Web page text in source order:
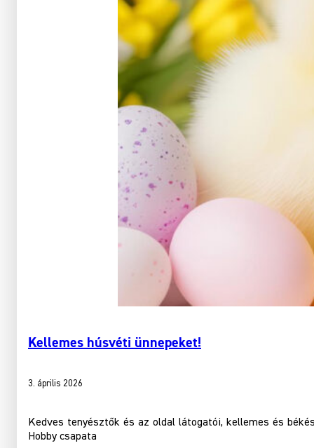
Kellemes húsvéti ünnepeket!
3. április 2026
Kedves tenyésztők és az oldal látogatói, kellemes és
Hobby csapata